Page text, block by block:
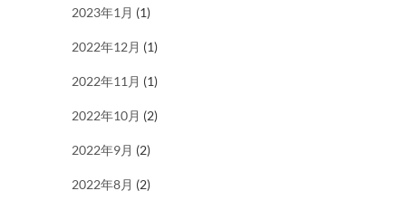
2023年1月 (1)
2022年12月 (1)
2022年11月 (1)
2022年10月 (2)
2022年9月 (2)
2022年8月 (2)